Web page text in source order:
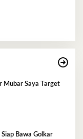
Mubar Saya Target
Bawa Golkar